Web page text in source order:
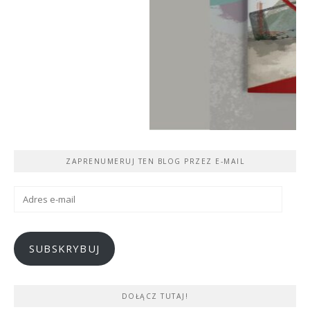
ZAPRENUMERUJ TEN BLOG PRZEZ E-MAIL
SUBSKRYBUJ
DOŁĄCZ TUTAJ!